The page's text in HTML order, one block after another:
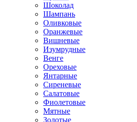
Шоколад
Шампань
Оливковые
Оранжевые
Вишневые
Изумрудные
Венге
Ореховые
Янтарные
Сиреневые
Салатовые
Фиолетовые
Мятные
Золотые